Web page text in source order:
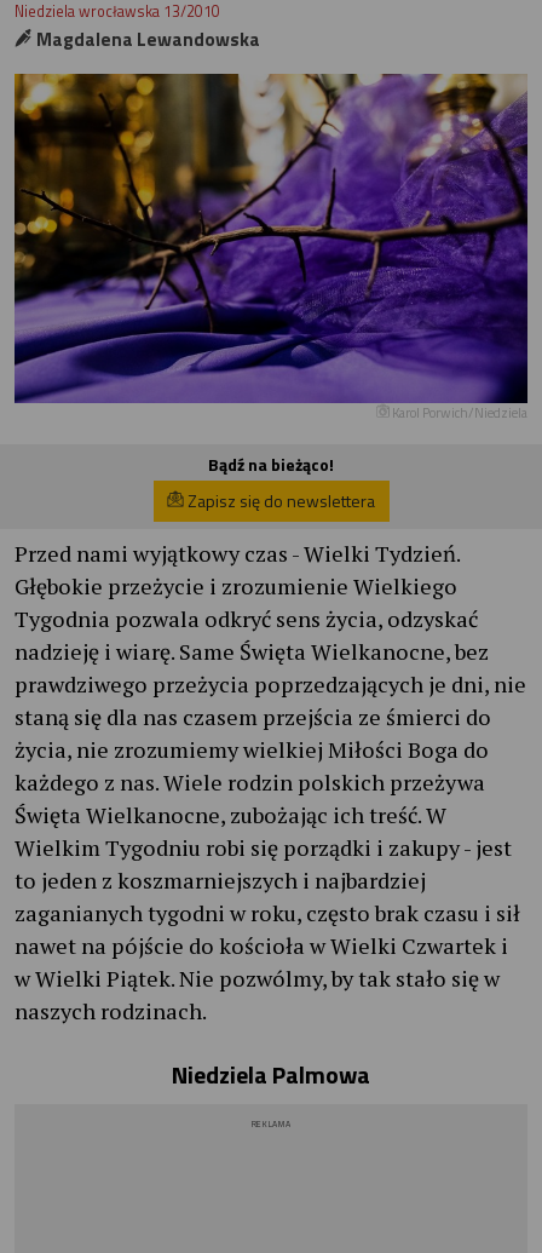
Niedziela wrocławska 13/2010
Magdalena Lewandowska
Karol Porwich/Niedziela
Bądź na bieżąco!
Zapisz się do newslettera
Przed nami wyjątkowy czas - Wielki Tydzień.
Głębokie przeżycie i zrozumienie Wielkiego
Tygodnia pozwala odkryć sens życia, odzyskać
nadzieję i wiarę. Same Święta Wielkanocne, bez
prawdziwego przeżycia poprzedzających je dni, nie
staną się dla nas czasem przejścia ze śmierci do
życia, nie zrozumiemy wielkiej Miłości Boga do
każdego z nas. Wiele rodzin polskich przeżywa
Święta Wielkanocne, zubożając ich treść. W
Wielkim Tygodniu robi się porządki i zakupy - jest
to jeden z koszmarniejszych i najbardziej
zaganianych tygodni w roku, często brak czasu i sił
nawet na pójście do kościoła w Wielki Czwartek i
w Wielki Piątek. Nie pozwólmy, by tak stało się w
naszych rodzinach.
Niedziela Palmowa
REKLAMA